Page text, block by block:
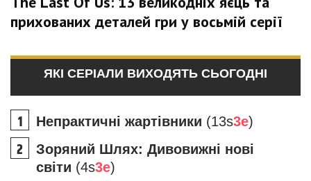
прихованих деталей гри у восьмій серії
ЯКІ СЕРІАЛИ ВИХОДЯТЬ СЬОГОДНІ
Непрактичні жартівники (13s3e)
Зоряний Шлях: Дивовижні нові
світи (4s3e)